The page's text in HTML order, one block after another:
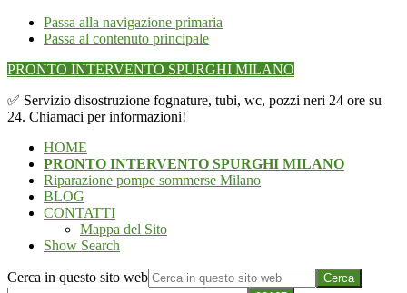
Passa alla navigazione primaria
Passa al contenuto principale
PRONTO INTERVENTO SPURGHI MILANO
✅ Servizio disostruzione fognature, tubi, wc, pozzi neri 24 ore su
24. Chiamaci per informazioni!
HOME
PRONTO INTERVENTO SPURGHI MILANO
Riparazione pompe sommerse Milano
BLOG
CONTATTI
Mappa del Sito
Show Search
Cerca in questo sito web